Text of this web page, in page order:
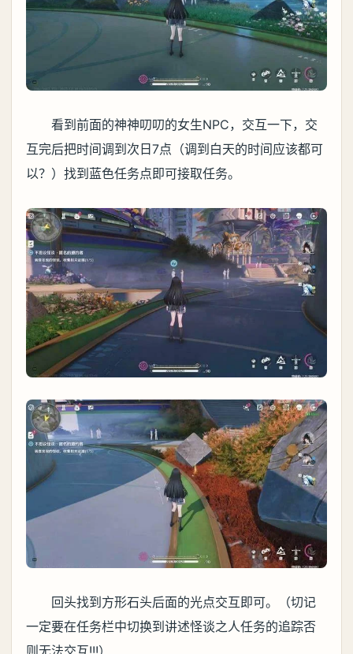
看到前面的神神叨叨的女生NPC，交互一下，交
互完后把时间调到次日7点（调到白天的时间应该都可
以？）找到蓝色任务点即可接取任务。
回头找到方形石头后面的光点交互即可。（切记
一定要在任务栏中切换到讲述怪谈之人任务的追踪否